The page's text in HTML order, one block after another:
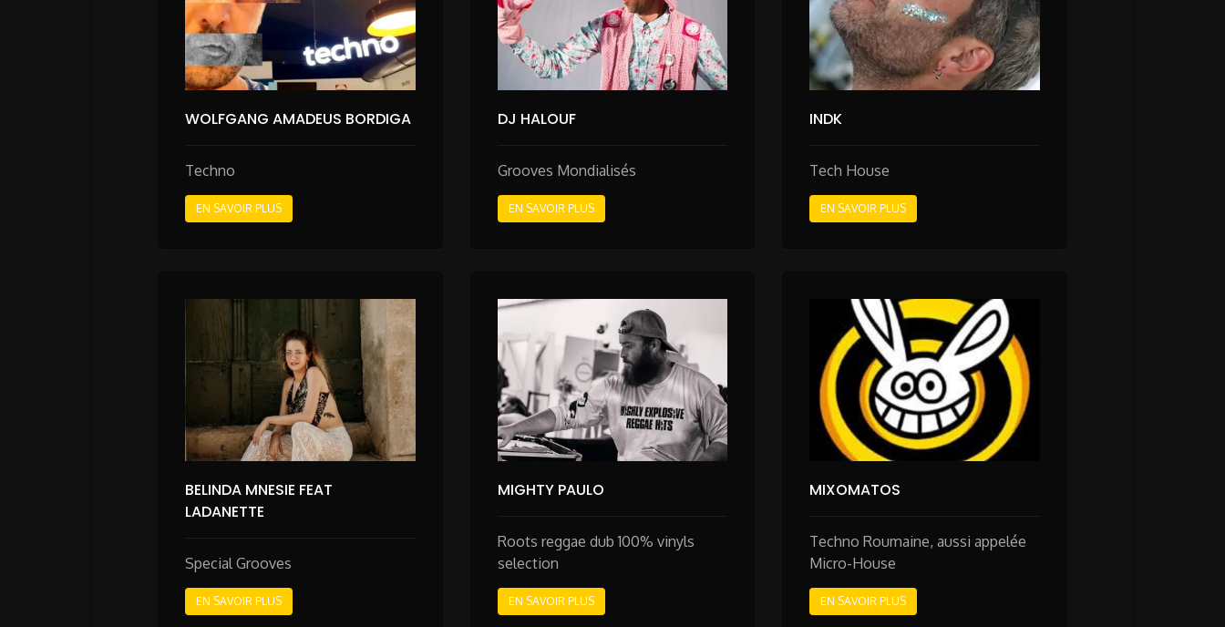
WOLFGANG AMADEUS BORDIGA
Techno
EN SAVOIR PLUS
DJ HALOUF
Grooves Mondialisés
EN SAVOIR PLUS
INDK
Tech House
EN SAVOIR PLUS
BELINDA MNESIE FEAT
LADANETTE
Special Grooves
EN SAVOIR PLUS
MIGHTY PAULO
Roots reggae dub 100% vinyls
selection
EN SAVOIR PLUS
MIXOMATOS
Techno Roumaine, aussi appelée
Micro-House
EN SAVOIR PLUS